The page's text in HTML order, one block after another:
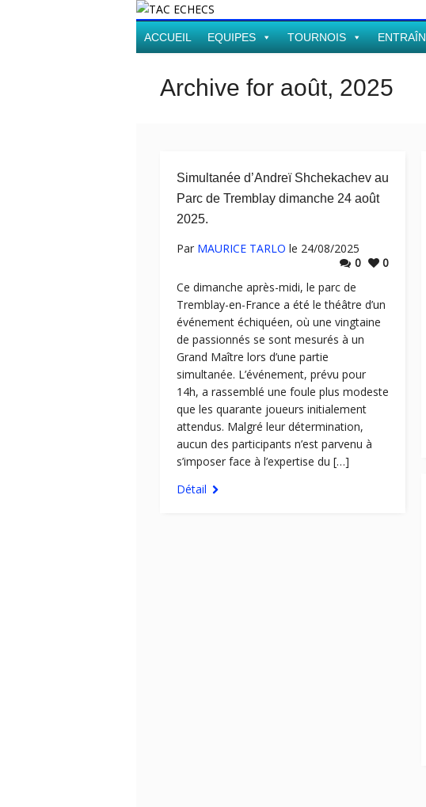
ACCUEIL EQUIPES TOURNOIS
Archive for août, 2025
Simultanée d’Andreï Shchekachev au
Parc de Tremblay dimanche 24 août
2025.
Par MAURICE TARLO le 24/08/2025
0
0
Ce dimanche après-midi, le parc de
Tremblay-en-France a été le théâtre d’un
événement échiquéen, où une vingtaine
de passionnés se sont mesurés à un
Grand Maître lors d’une partie
simultanée. L’événement, prévu pour
14h, a rassemblé une foule plus modeste
que les quarante joueurs initialement
attendus. Malgré leur détermination,
aucun des participants n’est parvenu à
s’imposer face à l’expertise du […]
Détail